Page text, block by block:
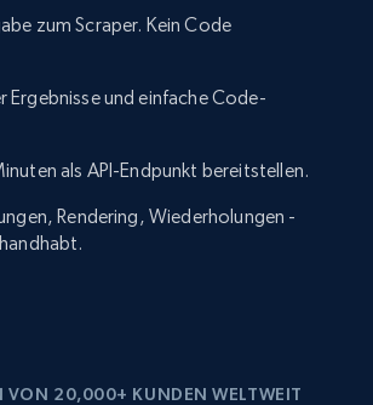
zum Scraper. Kein Code
Ergebnisse und einfache Code-
als API-Endpunkt bereitstellen.
Rendering, Wiederholungen -
VON 20,000+ KUNDEN WELTWEIT